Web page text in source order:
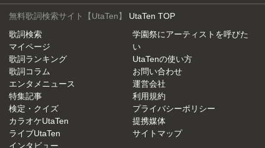
無料歌詞検索サイト【UtaTen】 UtaTen TOP
歌詞検索
マイページ
歌詞ランキング
歌詞コラム
エンタメニュース
特集記事
検定・クイズ
カラオケUtaTen
ライブUtaTen
インタビュー
学園祭にアーティストを呼びた
い
UtaTenの使い方
お問い合わせ
運営会社
利用規約
プライバシーポリシー
提携媒体
サイトマップ